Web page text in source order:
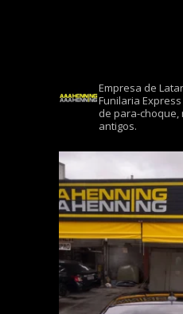
Empresa de
Funilaria
de para-
antigos.